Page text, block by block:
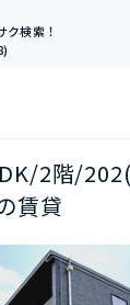
ク検索！
2階/
賃貸